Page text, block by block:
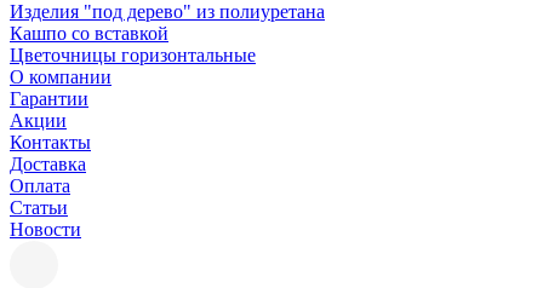
Изделия "под дерево" из полиуретана
Кашпо со вставкой
Цветочницы горизонтальные
О компании
Гарантии
Акции
Контакты
Доставка
Оплата
Статьи
Новости